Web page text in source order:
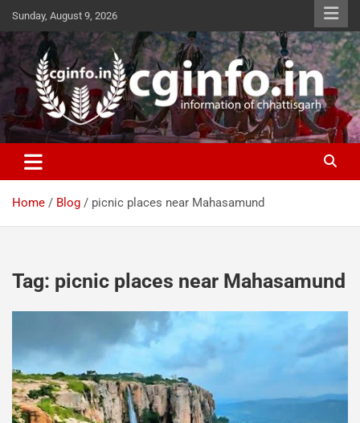
content
Sunday, August 9, 2026
cginfo.in
information of Chhattisgarh
Home Blog picnic places near Mahasamund
Tag: picnic places near Mahasamund